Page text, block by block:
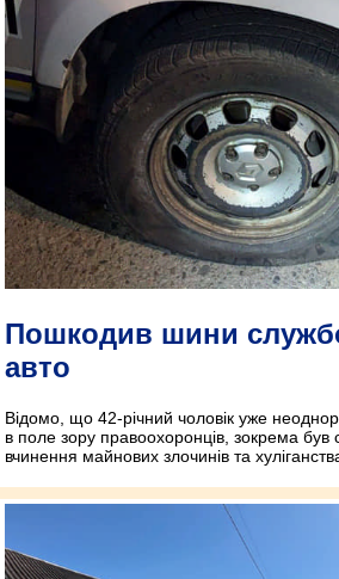
Пошкодив шини
авто
Відомо, що 42-річний чоловік уже
в поле зору правоохоронців, зокрема був
вчинення майнових злочинів та